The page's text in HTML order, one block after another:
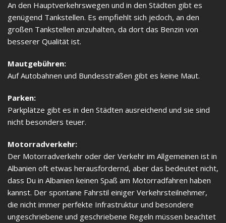
An den Hauptverkehrswegen und in den Städten gibt es
genügend Tankstellen. Es empfiehlt sich jedoch, an den
großen Tankstellen anzuhalten, da dort das Benzin von
besserer Qualität ist.
Mautgebühren:
Auf Autobahnen und Bundesstraßen gibt es keine Maut.
Parken:
Parkplätze gibt es in den Städten ausreichend und sie sind
nicht besonders teuer.
Motorradverkehr:
Der Motorradverkehr oder der Verkehr im Allgemeinen ist in
Albanien oft etwas herausfordernd, aber das bedeutet nicht,
dass Du in Albanien keinen Spaß am Motorradfahren haben
kannst. Der spontane Fahrstil einiger Verkehrsteilnehmer,
die nicht immer perfekte Infrastruktur und besondere
ungeschriebene und geschriebene Regeln müssen beachtet